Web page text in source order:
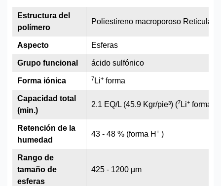
Poliestireno macroporoso
Esferas
ácido sulfónico
7 Li+ forma
2.1 EQ/L (45.9 Kgr/pie³) (7 Li+ forma)
43 - 48 % (forma H + )
425 - 1200 µm
Estructura del
polímero
Aspecto
Grupo funcional
Forma iónica
Capacidad total
(min.)
Retención de la
humedad
Rango de
tamaño de
esferas